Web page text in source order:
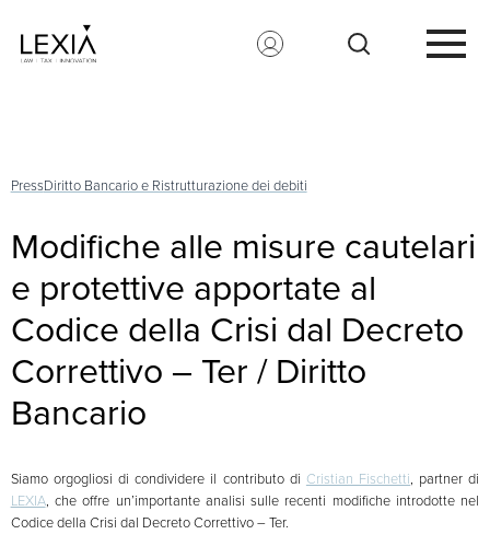
PressDiritto Bancario e Ristrutturazione dei debiti
Modifiche alle misure cautelari
e protettive apportate al
Codice della Crisi dal Decreto
Correttivo – Ter / Diritto
Bancario
Siamo orgogliosi di condividere il contributo di Cristian Fischetti, partner di
LEXIA, che offre un’importante analisi sulle recenti modifiche introdotte nel
Codice della Crisi dal Decreto Correttivo – Ter.